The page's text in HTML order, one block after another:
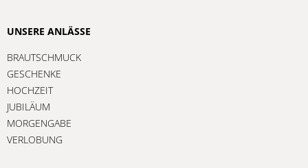
UNSERE ANLÄSSE
BRAUTSCHMUCK
GESCHENKE
HOCHZEIT
JUBILÄUM
MORGENGABE
VERLOBUNG